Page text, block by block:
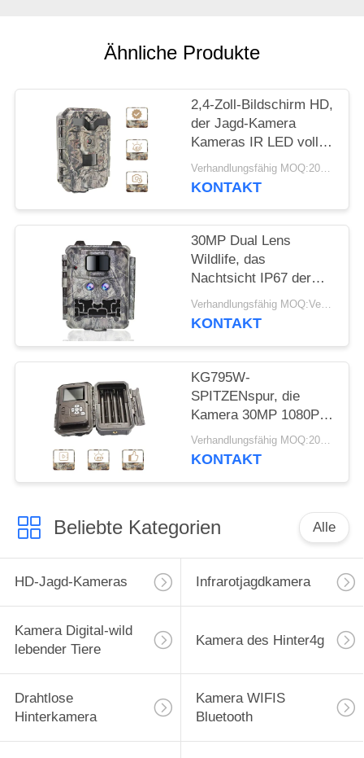
DATENSCHUTZRICHTLINIE
Ähnliche Produkte
2,4-Zoll-Bildschirm HD,
der Jagd-Kamera
Kameras IR LED volle
HD 1080P Hinterjagt Verhandlungsfähig MOQ:20pcs
KONTAKT
30MP Dual Lens
Wildlife, das
Nachtsicht IP67 der
Kamera-1080P jagt
Verhandlungsfähig MOQ:Verkäuflich
KONTAKT
KG795W-
SPITZENspur, die
Kamera 30MP 1080P
HD für Tier der wild
lebenden Tiere jagt
Verhandlungsfähig MOQ:20pcs
KONTAKT
Beliebte Kategorien Alle
HD-Jagd-Kameras Infrarotjagdkamera
Kamera Digital-wild
lebender Tiere
Kamera des Hinter4g
Drahtlose
Hinterkamera
Kamera WIFIS
Bluetooth